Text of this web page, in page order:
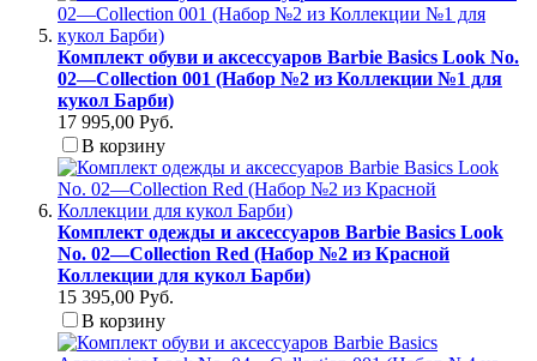
Комплект обуви и аксессуаров Barbie Basics Look No.
02—Collection 001 (Набор №2 из Коллекции №1 для
кукол Барби)
17 995,00 Руб.
В корзину
Комплект одежды и аксессуаров Barbie Basics Look
No. 02—Collection Red (Набор №2 из Красной
Коллекции для кукол Барби)
15 395,00 Руб.
В корзину